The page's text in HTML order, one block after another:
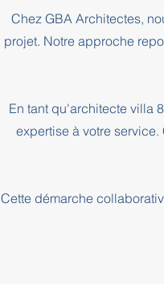
Chez GBA Architectes,
projet. Notre approche
En tant qu'architecte villa
expertise à votre
Cette démarche